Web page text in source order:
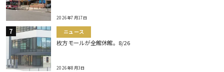
2026年7月17日
ニュース
枚方モールが全館休館。8/26
2026年8月3日